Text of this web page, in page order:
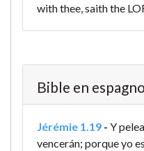
with thee, saith the
Bible en
Jérémie 1.19 - Y
vencerán; porque yo